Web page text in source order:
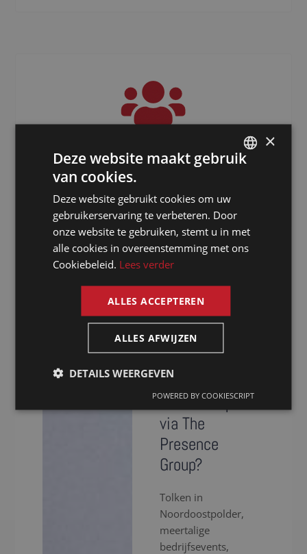
3000+
Freelancers verspreid over de hele
wereld
voor een tolk in
Noordoostpolder
via The
Presence
Group?
Tolken in
Noordoostpolder,
meertalige
bedrijfsevents,
FRENCH
×
Deze website maakt gebruik
van cookies.
Deze website gebruikt cookies om uw
gebruikerservaring te verbeteren. Door
onze website te gebruiken, stemt u in met
alle cookies in overeenstemming met ons
Cookiebeleid. Lees verder
ALLES ACCEPTEREN
ALLES AFWIJZEN
DETAILS WEERGEVEN
POWERED BY COOKIESCRIPT